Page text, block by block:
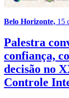
Belo Horizonte, 15
Palestra
confiança,
decisão no
Controle